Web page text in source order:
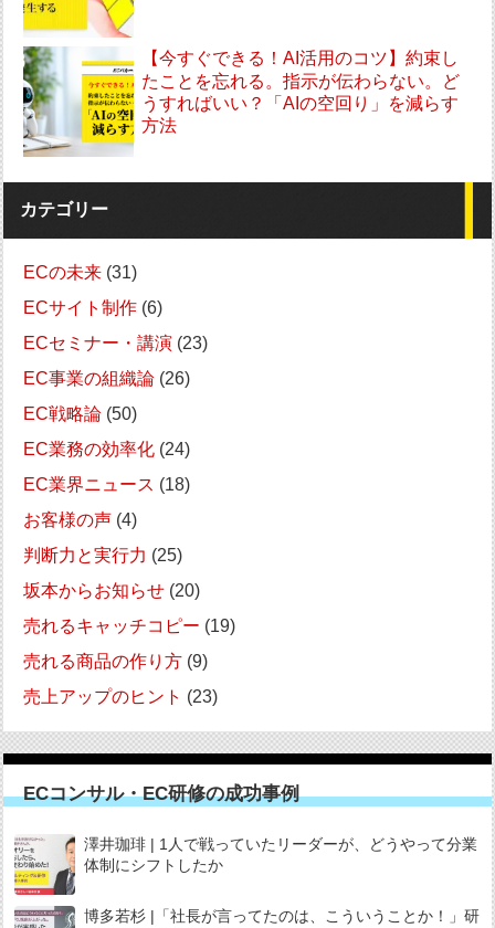
【今すぐできる！AI活用のコツ】約束し
たことを忘れる。指示が伝わらない。ど
うすればいい？「AIの空回り」を減らす
方法
カテゴリー
ECの未来 (31)
ECサイト制作 (6)
ECセミナー・講演 (23)
EC事業の組織論 (26)
EC戦略論 (50)
EC業務の効率化 (24)
EC業界ニュース (18)
お客様の声 (4)
判断力と実行力 (25)
坂本からお知らせ (20)
売れるキャッチコピー (19)
売れる商品の作り方 (9)
売上アップのヒント (23)
ECコンサル・EC研修の成功事例
澤井珈琲 | 1人で戦っていたリーダーが、どうやって分業
体制にシフトしたか
博多若杉 |「社長が言ってたのは、こういうことか！」研